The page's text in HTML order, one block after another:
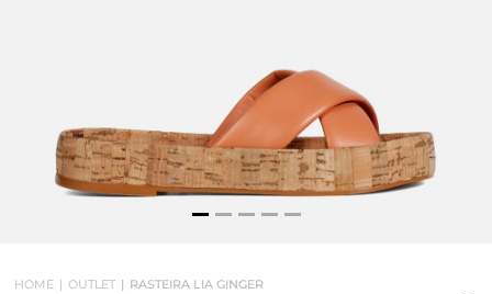
HOME OUTLET RASTEIRA LIA GINGER